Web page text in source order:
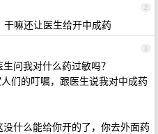
2
嘛还让医生给开中成药
3
问我对什么药过敏吗？
们的叮嘱，跟医生说我对中成药
什么能给你开的了，你去外面药